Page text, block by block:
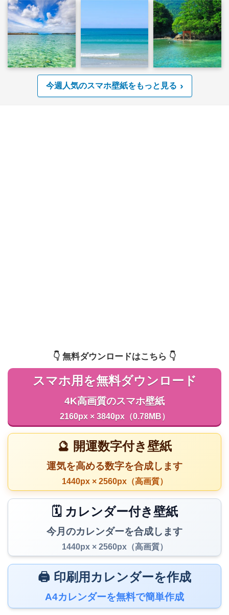
今週人気のスマホ壁紙をもっと見る
👇️ 無料ダウンロードはこちら 👇️
スマホ用を無料ダウンロード
4K高画質のスマホ壁紙
2160px × 3840px（0.78MB）
🔮 開運数字付き壁紙
運気を高める数字を合成します
1440px × 2560px（高画質）
🗓️ カレンダー付き壁紙
今月のカレンダーを合成します
1440px × 2560px（高画質）
🖨️ 印刷用カレンダーを作成
A4カレンダーを無料で簡単作成